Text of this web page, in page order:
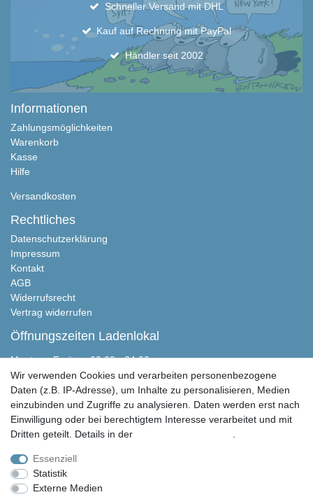
Schneller Versand mit DHL
Kauf auf Rechnung mit PayPal
Händler seit 2002
Informationen
Zahlungsmöglichkeiten
Warenkorb
Kasse
Hilfe
Versandkosten
Rechtliches
Datenschutzerklärung
Impressum
Kontakt
AGB
Widerrufsrecht
Vertrag widerrufen
Öffnungszeiten Ladenlokal
Montag - Freitag, 00:00 - 24:00
Samstag nach Absprache
Sonntag geschlossen
Peter Butschkow Shop
Martensen Handels & Service GmbH
Eichweberstraße 4
D-25821 Bredstedt
04671 943 349 0
Wir verwenden Cookies und verarbeiten personenbezogene
Daten (z.B. IP-Adresse), um Inhalte zu personalisieren, Medien
einzubinden und Zugriffe zu analysieren. Daten werden erst nach
Einwilligung oder bei berechtigtem Interesse verarbeitet und mit
Dritten geteilt. Details in der
Essenziell
Statistik
Externe Medien